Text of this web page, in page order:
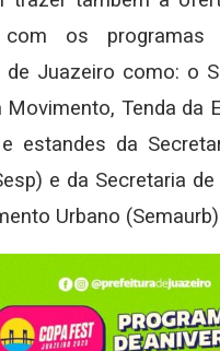
com os programas
de Juazeiro como: o
Movimento, Tenda da
estandes da
e da Secretaria
Urbano